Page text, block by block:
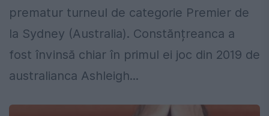
prematur turneul de categorie Premier de
la Sydney (Australia). Constănțreanca a
fost învinsă chiar în primul ei joc din 2019 de
australianca Ashleigh...